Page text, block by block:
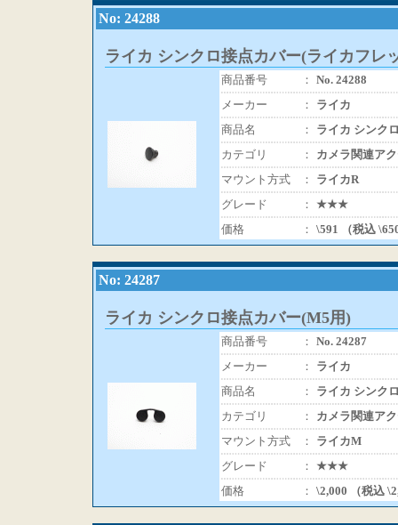
No: 24288
ライカ シンクロ接点カバー(ライカフレ
商品番号 ： No. 24288
メーカー
：
ライカ
商品名
：
ライカ シンク
カテゴリ
：
カメラ関連ア
マウント方式
：
ライカR
グレード
： ★★★
価格
： \591 （税込
No: 24287
ライカ シンクロ接点カバー(M5用)
商品番号 ： No. 24287
メーカー
：
ライカ
商品名
：
ライカ シンク
カテゴリ
：
カメラ関連ア
マウント方式
：
ライカM
グレード
： ★★★
価格
： \2,000 （税込